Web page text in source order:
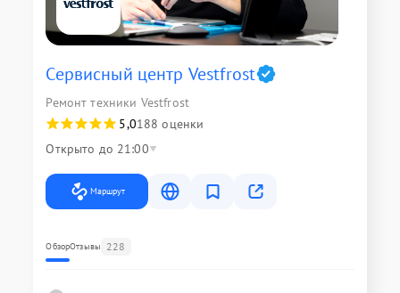
Сервисный центр Vestfrost
Ремонт техники Vestfrost
5,0188 оценки
Открыто до 21:00
Маршрут
ОбзорОтзывы 228